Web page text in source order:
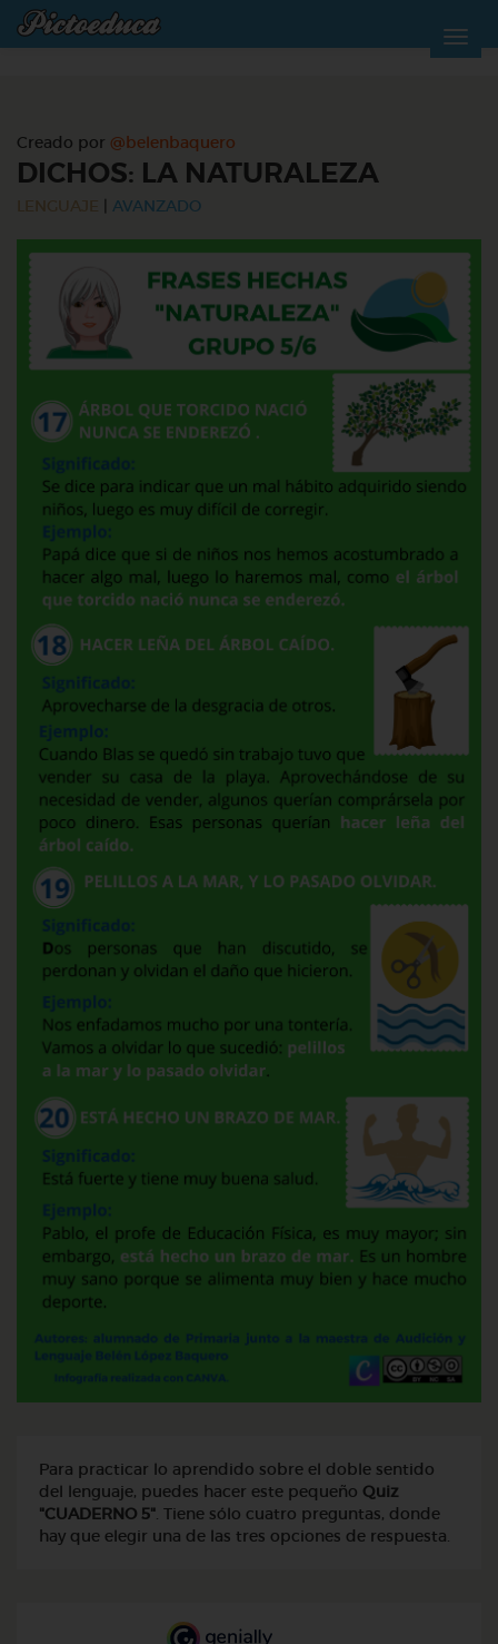
Creado por @belenbaquero
DICHOS: LA NATURALEZA
LENGUAJE AVANZADO
Para practicar lo aprendido sobre el doble sentido
del lenguaje, puedes hacer este pequeño Quiz
"CUADERNO 5". Tiene sólo cuatro preguntas, donde
hay que elegir una de las tres opciones de respuesta.